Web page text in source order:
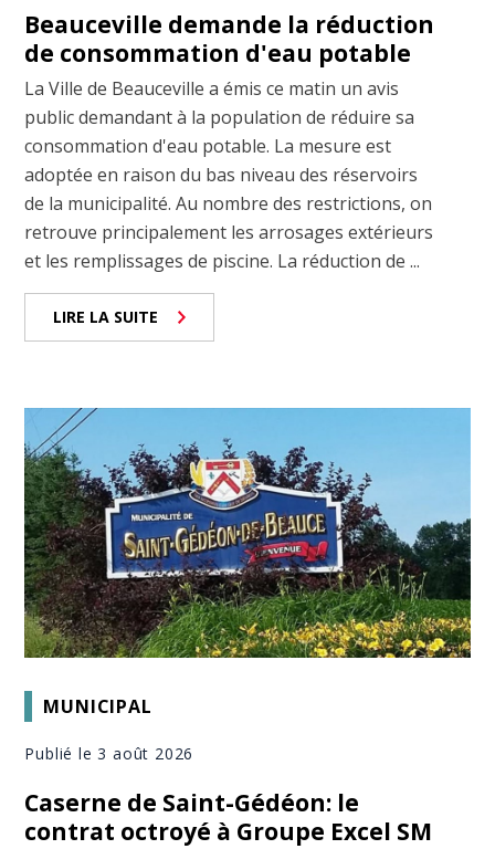
Beauceville demande la réduction
de consommation d'eau potable
La Ville de Beauceville a émis ce matin un avis
public demandant à la population de réduire sa
consommation d'eau potable. La mesure est
adoptée en raison du bas niveau des réservoirs
de la municipalité. Au nombre des restrictions, on
retrouve principalement les arrosages extérieurs
et les remplissages de piscine. La réduction de ...
LIRE LA SUITE
MUNICIPAL
Publié le 3 août 2026
Caserne de Saint-Gédéon: le
contrat octroyé à Groupe Excel SM